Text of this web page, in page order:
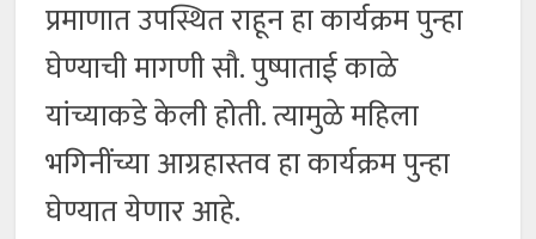
प्रमाणात उपस्थित राहून हा कार्यक्रम पुन्हा
घेण्याची मागणी सौ. पुष्पाताई काळे
यांच्याकडे केली होती. त्यामुळे महिला
भगिनींच्या आग्रहास्तव हा कार्यक्रम पुन्हा
घेण्यात येणार आहे.